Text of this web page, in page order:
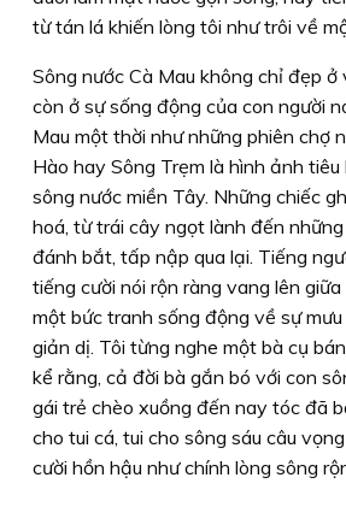
từ tán lá khiến lòng tôi như trôi về
Sông nước Cà Mau không chỉ đẹp ở
còn ở sự sống động của con người
Mau một thời như những phiên chợ
Hào hay Sông Trẹm là hình ảnh
sông nước miền Tây. Những chiếc
hoá, từ trái cây ngọt lành đến
đánh bắt, tấp nập qua lại. Tiếng
tiếng cười nói rộn ràng vang lên
một bức tranh sống động về sự
giản dị. Tôi từng nghe một bà cụ
kể rằng, cả đời bà gắn bó với con
gái trẻ chèo xuồng đến nay tóc đã
cho tui cá, tui cho sông sáu câu vọng
cười hồn hậu như chính lòng sông